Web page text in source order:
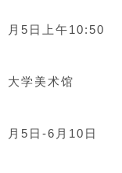
开幕
月5日上午10:50
展览
大学美术馆
展览
月5日-6月10日
热烈